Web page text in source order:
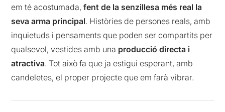
em té acostumada,fent de la senzillesa més real la
seva arma principal. Històries de persones reals, amb
inquietuds i pensaments que poden ser compartits per
qualsevol, vestides amb una producció directa i
atractiva. Tot això fa que ja estigui esperant, amb
candeletes, el proper projecte que em farà vibrar.